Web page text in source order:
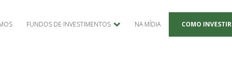
FUNDOS DE INVESTIMENTOS NA MÍDIA COMO INVESTIR